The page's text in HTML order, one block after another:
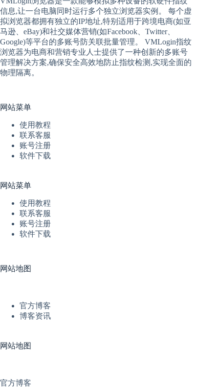
信息,让一台电脑同时运行多个独立浏览器实例。 每个虚
拟浏览器都拥有独立的IP地址,特别适用于跨境电商(如亚
马逊、eBay)和社交媒体营销(如Facebook、Twitter、
Google)等平台的多账号防关联批量管理。 VMLogin指纹
浏览器为电商和营销专业人士提供了一种创新的多账号
管理解决方案,确保安全高效地防止指纹检测,实现全面的
物理隔离。
网站菜单
使用教程
联系客服
账号注册
软件下载
网站菜单
使用教程
联系客服
账号注册
软件下载
网站地图
官方博客
博客资讯
网站地图
官方博客